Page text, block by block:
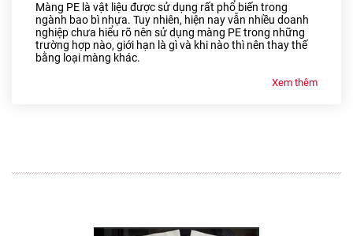
Màng PE là vật liệu được sử dụng rất phổ biến trong
ngành bao bì nhựa. Tuy nhiên, hiện nay vẫn nhiều doanh
nghiệp chưa hiểu rõ nên sử dụng màng PE trong những
trường hợp nào, giới hạn là gì và khi nào thì nên thay thế
bằng loại màng khác.
Xem thêm